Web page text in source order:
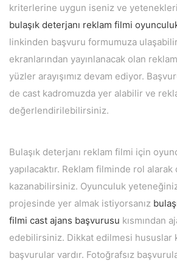
kriterlerine uygun iseniz ve
bulaşık deterjanı reklam filmi
linkinden başvuru formumuza
ekranlarından yayınlanacak olan
yüzler arayışımız devam ediyor.
de cast kadromuzda yer alabilir ve
değerlendirilebilirsiniz.
Bulaşık deterjanı reklam filmi için
yapılacaktır. Reklam filminde rol alarak
kazanabilirsiniz. Oyunculuk
projesinde yer almak istiyorsanız
filmi cast ajans başvurusu kısmından
edebilirsiniz. Dikkat edilmesi hususlar
başvurular vardır. Fotoğrafsız